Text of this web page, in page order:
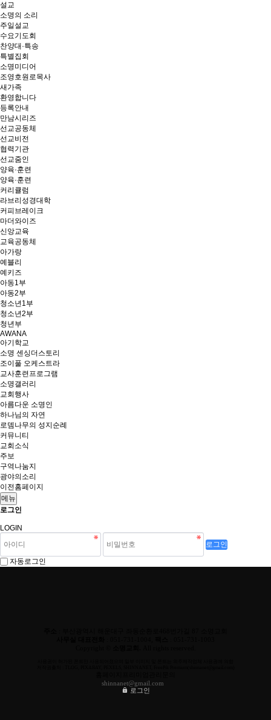
설교
소명의 소리
주일설교
수요기도회
찬양대·특송
특별집회
소명미디어
조영호원로목사
새가족
환영합니다
등록안내
만남시리즈
선교공동체
선교비전
협력기관
선교줌인
양육·훈련
양육·훈련
커리큘럼
라브리성경대학
커피브레이크
마더와이즈
신앙교육
교육공동체
아가랑
예블리
예키즈
아동1부
아동2부
청소년1부
청소년2부
청년부
AWANA
아기학교
소명 센싱더스토리
조이풀 오케스트라
교사훈련프로그램
소명갤러리
교회행사
아름다운 소명인
하나님의 자연
로뎀나무의 성지순례
커뮤니티
교회소식
주보
구역나눔지
광야의소리
이전홈페이지
메뉴
로그인
LOGIN
로그인
자동로그인
shinnanet@gmail.com
로그인